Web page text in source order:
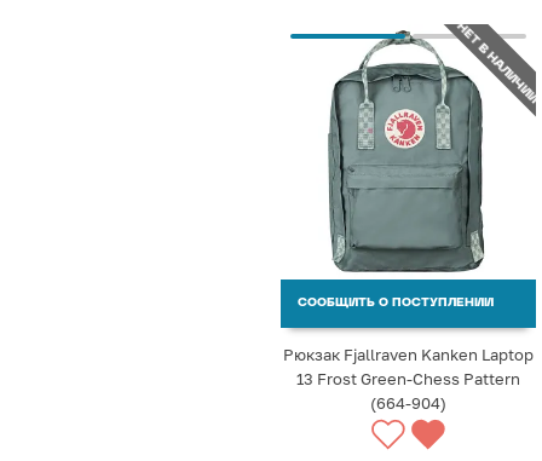
НЕТ В НАЛИЧИИ
СООБЩИТЬ О ПОСТУПЛЕНИИ
Рюкзак Fjallraven Kanken Laptop
13 Frost Green-Chess Pattern
(664-904)